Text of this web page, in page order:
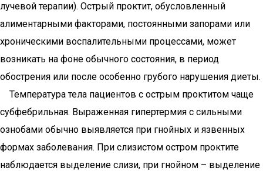
лучевой терапии). Острый проктит, обусловленный
алиментарными факторами, постоянными запорами или
хроническими воспалительными процессами, может
возникать на фоне обычного состояния, в период
обострения или после особенно грубого нарушения диеты.
Температура тела пациентов с острым проктитом чаще
субфебрильная. Выраженная гипертермия с сильными
ознобами обычно выявляется при гнойных и язвенных
формах заболевания. При слизистом остром проктите
наблюдается выделение слизи, при гнойном – выделение